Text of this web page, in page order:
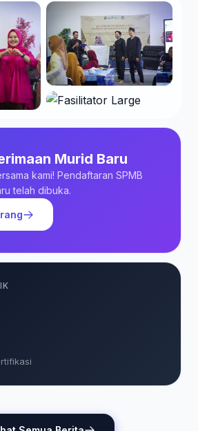
Murid Baru
kami! Pendaftaran SPMB
telah dibuka.